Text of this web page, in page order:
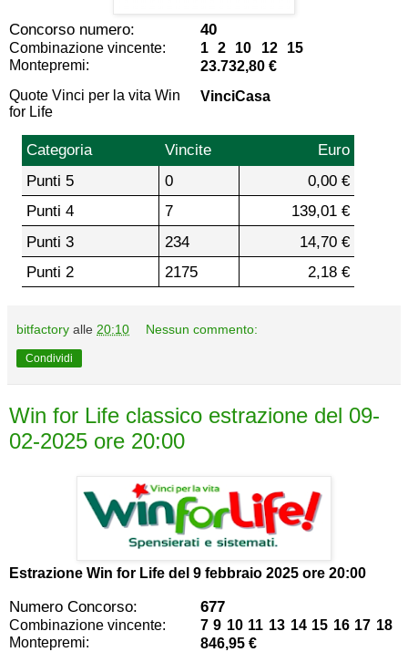
Concorso numero: 40
Combinazione vincente:
1 2 10 12 15
Montepremi:
23.732,80 €
Quote Vinci per la vita Win
for Life
VinciCasa
Categoria Vincite
Euro
Punti 5
0
0,00 €
Punti 4
7
139,01 €
Punti 3
234
14,70 €
Punti 2
2175 2,18 €
bitfactory alle 20:10 Nessun commento:
Condividi
Win for Life classico estrazione del 09-
02-2025 ore 20:00
Estrazione Win for Life del 9 febbraio 2025 ore 20:00
Numero Concorso: 677
Combinazione vincente:
7 9 10 11 13 14 15 16 17 18
Montepremi:
846,95 €